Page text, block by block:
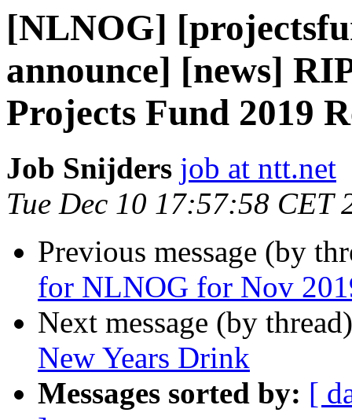
[NLNOG]
announce] [news]
Projects Fund 2019
Job Snijders job at ntt.net
Tue Dec 10 17:57:58 CET
Previous message (by
for NLNOG for Nov
Next message (by
New Years Drink
Messages sorted by: [